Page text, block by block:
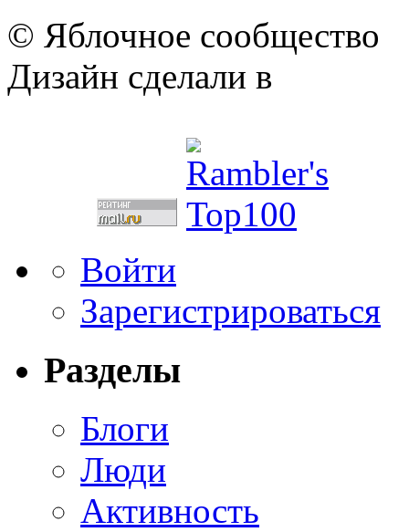
© Яблочное сообщество
Дизайн сделали в
Войти
Зарегистрироваться
Разделы
Блоги
Люди
Активность